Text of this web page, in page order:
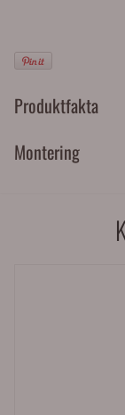
Produktfakta
Montering